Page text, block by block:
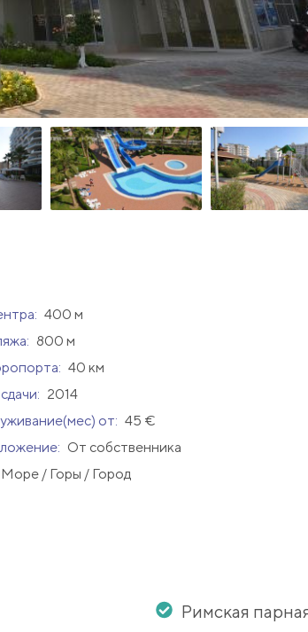
400 м
800 м
40 км
2014
от: 45 €
От собственника
Море / Горы / Город
Римская